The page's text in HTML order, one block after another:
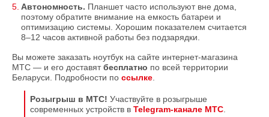
Автономность. Планшет часто используют вне дома,
поэтому обратите внимание на емкость батареи и
оптимизацию системы. Хорошим показателем считается
8–12 часов активной работы без подзарядки.
Вы можете заказать ноутбук на сайте интернет-магазина
МТС — и его доставятбесплатно по всей территории
Беларуси. Подробности по ссылке
Розыгрыш в МТС! Участвуйте в розыгрыше
современных устройств в Telegram-канале МТС